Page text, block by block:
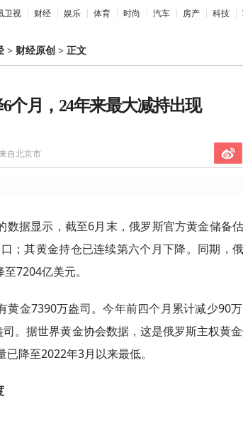
卫视 财经 娱乐 体育 时尚 汽车 房产 科技
> 财经原创 > 正文
个月，24年来最大减持出现
自北京市
数据显示，截至6月末，俄罗斯官方黄金储备
；其黄金持仓已连续第六个月下降。同期，
7204亿美元。
黄金7390万盎司。今年前四个月累计减少90
。据世界黄金协会数据，这是俄罗斯主权黄
降至2022年3月以来最低。